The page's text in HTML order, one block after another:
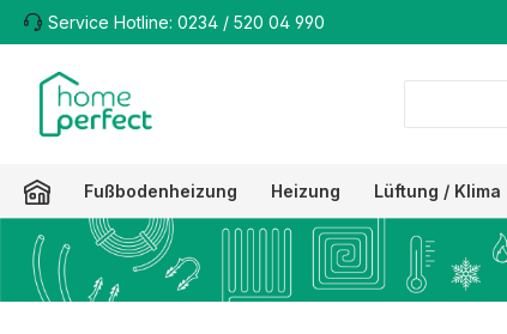
Hauptinhalt springen
Zur Suche springen
Zur Hauptnavigation springen
Service Hotline: 0234 / 520 04 990
Fußbodenheizung Heizung Lüftung / Klima